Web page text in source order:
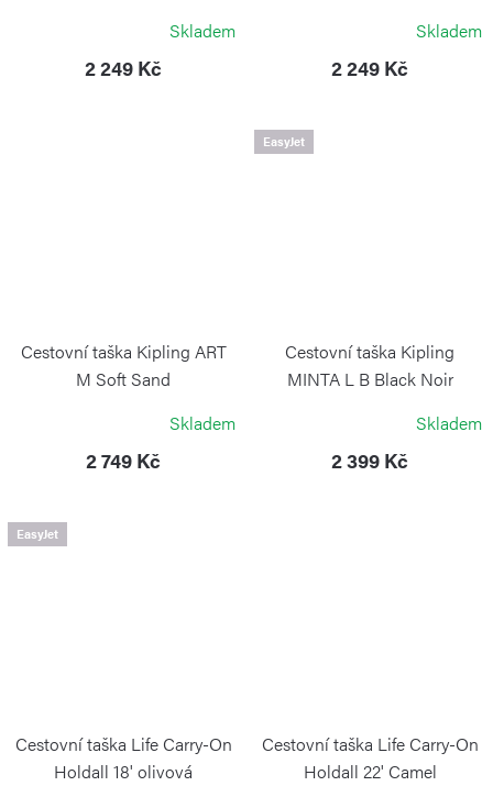
Skladem
2 249 Kč
Skladem
2 249 Kč
Cestovní taška Kipling ART
M Soft Sand
Skladem
2 749 Kč
EasyJet
Cestovní taška Kipling
MINTA L B Black Noir
Skladem
2 399 Kč
EasyJet
Cestovní taška Life Carry-On
Holdall 18' olivová
Cestovní taška Life Carry-On
Holdall 22' Camel